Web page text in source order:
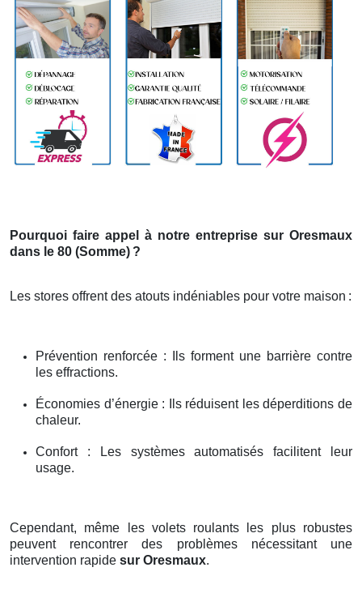
Pourquoi faire appel à notre entreprise sur Oresmaux
dans le 80 (Somme) ?
Les stores offrent des atouts indéniables pour votre maison :
Prévention renforcée : Ils forment une barrière contre
les effractions.
Économies d’énergie : Ils réduisent les déperditions de
chaleur.
Confort : Les systèmes automatisés facilitent leur
usage.
Cependant, même les volets roulants les plus robustes
peuvent rencontrer des problèmes nécessitant une
intervention rapide sur Oresmaux.